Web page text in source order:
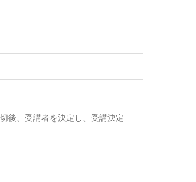
後、受講者を決定し、受講決定